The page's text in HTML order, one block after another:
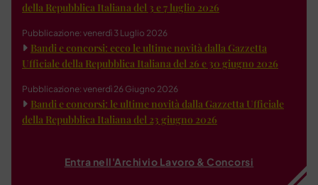
della Repubblica Italiana del 3 e 7 luglio 2026
Pubblicazione: venerdì 3 Luglio 2026
Bandi e concorsi: ecco le ultime novità dalla Gazzetta
Ufficiale della Repubblica Italiana del 26 e 30 giugno 2026
Pubblicazione: venerdì 26 Giugno 2026
Bandi e concorsi: le ultime novità dalla Gazzetta Ufficiale
della Repubblica Italiana del 23 giugno 2026
Entra nell'Archivio Lavoro & Concorsi